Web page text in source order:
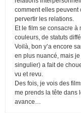
comment elles peuvent
pervertir les relations.
Et le film se consacre à
couleurs, de statuts
Voilà, bon y’a encore
en plus nuancé, mais
singulier) a fait de
vu et revu.
Des fois, je vois des
me prends la tête dans
avance…